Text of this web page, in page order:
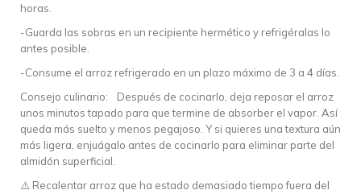
horas.
-Guarda las sobras en un recipiente hermético y refrigéralas lo
antes posible.
-Consume el arroz refrigerado en un plazo máximo de 3 a 4 días.
Consejo culinario: Después de cocinarlo, deja reposar el arroz
unos minutos tapado para que termine de absorber el vapor. Así
queda más suelto y menos pegajoso. Y si quieres una textura aún
más ligera, enjuágalo antes de cocinarlo para eliminar parte del
almidón superficial.
⚠️ Recalentar arroz que ha estado demasiado tiempo fuera del